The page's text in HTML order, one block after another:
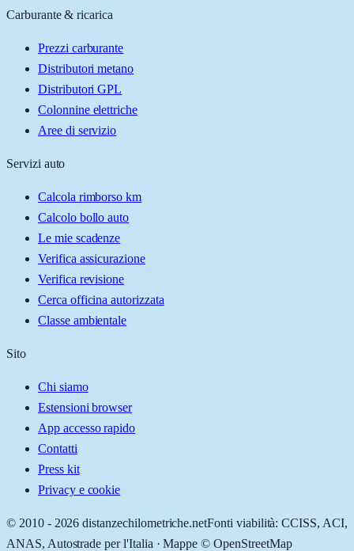
Carburante & ricarica
Prezzi carburante
Distributori metano
Distributori GPL
Colonnine elettriche
Aree di servizio
Servizi auto
Calcola rimborso km
Calcolo bollo auto
Le mie scadenze
Verifica assicurazione
Verifica revisione
Cerca officina autorizzata
Classe ambientale
Sito
Chi siamo
Estensioni browser
App accesso rapido
Contatti
Press kit
Privacy e cookie
© 2010 - 2026 distanzechilometriche.netFonti viabilità: CCISS, ACI,
ANAS, Autostrade per l'Italia · Mappe © OpenStreetMap